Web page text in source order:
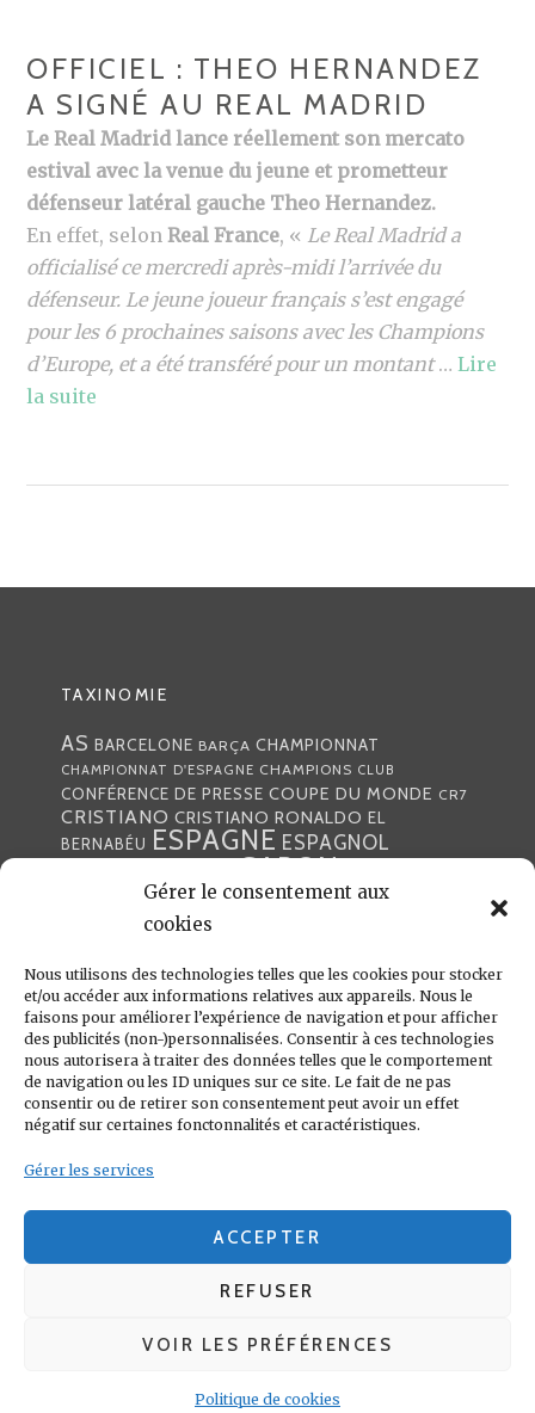
Gérer le consentement aux
cookies
Nous utilisons des technologies telles que les cookies pour stocker
et/ou accéder aux informations relatives aux appareils. Nous le
faisons pour améliorer l’expérience de navigation et pour afficher
des publicités (non-)personnalisées. Consentir à ces technologies
nous autorisera à traiter des données telles que le comportement
de navigation ou les ID uniques sur ce site. Le fait de ne pas
consentir ou de retirer son consentement peut avoir un effet
négatif sur certaines fonctonnalités et caractéristiques.
Gérer les services
ACCEPTER
REFUSER
VOIR LES PRÉFÉRENCES
Politique de cookies
OFFICIEL : THEO HERNANDEZ
A SIGNÉ AU REAL MADRID
Le Real Madrid lance réellement son mercato
estival avec la venue du jeune et prometteur
défenseur latéral gauche Theo Hernandez.
En effet, selonReal France, « Le Real Madrid a
officialisé ce mercredi après-midi l’arrivée du
défenseur. Le jeune joueur français s’est engagé
pour les 6 prochaines saisons avec les Champions
d’Europe, et a été transféré pour un montant…Lire
la suite
TAXINOMIE
AS BARCELONE BARÇA CHAMPIONNAT
CHAMPIONNAT D'ESPAGNE CHAMPIONS CLUB
CONFÉRENCE DE PRESSE COUPE DU MONDE CR7
CRISTIANO CRISTIANO RONALDO EL
BERNABÉU ESPAGNE ESPAGNOL
GABON
JULEN LOPETEGUI KARIM BENZÉMA
LIGUE DES CHAMPIONS
MADRILÈNES MARCA MARCELO MERCATO
MERENGUE MERENGUES PORTUGAL PRESSE
PRESSE MADRILÈNEREALREAL
MADRID RONALDO SANTIAGO SOLARI
UEFA ZIDANE ZINÉDINE ZINÉDINE ZIDANE
LIENS UTILES
REAL MADRID
CONDITIONS GÉNÉRALES
POLITIQUE DE COOKIES (UE)